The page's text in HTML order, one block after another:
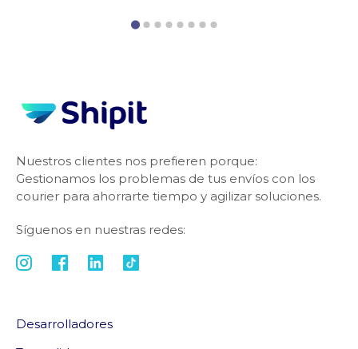
Nuestros clientes nos prefieren porque:
Gestionamos los problemas de tus envíos con los
courier para ahorrarte tiempo y agilizar soluciones.
Síguenos en nuestras redes:
Desarrolladores